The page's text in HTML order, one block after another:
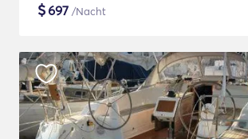
$697 /Nacht